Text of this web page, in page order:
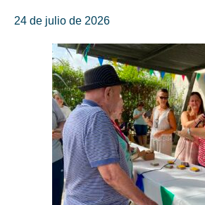
24 de julio de 2026